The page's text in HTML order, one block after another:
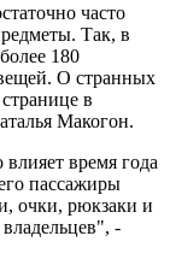
часто
Так, в
180
О странных
в
Макогон.
время года
пассажиры
очки, рюкзаки и
-